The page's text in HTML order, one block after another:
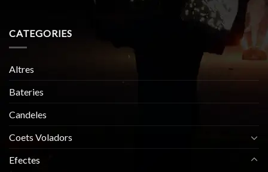
CATEGORIES
Altres
Bateries
Candeles
Coets Voladors
Efectes